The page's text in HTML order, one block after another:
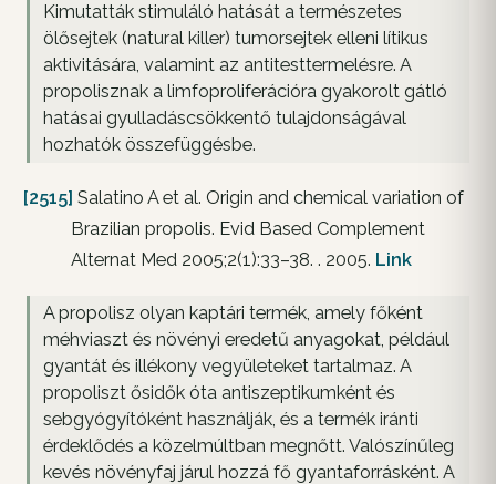
Kimutatták stimuláló hatását a természetes
ölősejtek (natural killer) tumorsejtek elleni lítikus
aktivitására, valamint az antitesttermelésre. A
propolisznak a limfoproliferációra gyakorolt gátló
hatásai gyulladáscsökkentő tulajdonságával
hozhatók összefüggésbe.
[2515] Salatino A et al. Origin and chemical variation of
Brazilian propolis. Evid Based Complement
Alternat Med 2005;2(1):33–38. . 2005. Link
A propolisz olyan kaptári termék, amely főként
méhviaszt és növényi eredetű anyagokat, például
gyantát és illékony vegyületeket tartalmaz. A
propoliszt ősidők óta antiszeptikumként és
sebgyógyítóként használják, és a termék iránti
érdeklődés a közelmúltban megnőtt. Valószínűleg
kevés növényfaj járul hozzá fő gyantaforrásként. A